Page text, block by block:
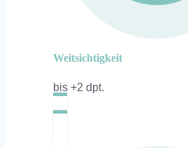
Weitsichtigkeit
bis +2 dpt.